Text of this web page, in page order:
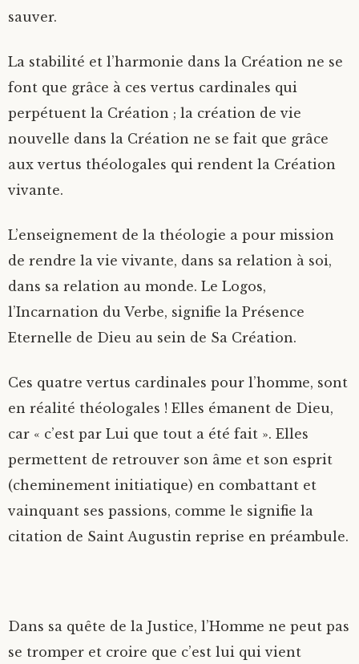
sauver.
La stabilité et l’harmonie dans la Création ne se
font que grâce à ces vertus cardinales qui
perpétuent la Création ; la création de vie
nouvelle dans la Création ne se fait que grâce
aux vertus théologales qui rendent la Création
vivante.
L’enseignement de la théologie a pour mission
de rendre la vie vivante, dans sa relation à soi,
dans sa relation au monde. Le Logos,
l’Incarnation du Verbe, signifie la Présence
Eternelle de Dieu au sein de Sa Création.
Ces quatre vertus cardinales pour l’homme, sont
en réalité théologales ! Elles émanent de Dieu,
car « c’est par Lui que tout a été fait ». Elles
permettent de retrouver son âme et son esprit
(cheminement initiatique) en combattant et
vainquant ses passions, comme le signifie la
citation de Saint Augustin reprise en préambule.
Dans sa quête de la Justice, l’Homme ne peut pas
se tromper et croire que c’est lui qui vient